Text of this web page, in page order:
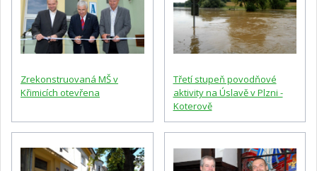
Zrekonstruovaná MŠ v
Křimicích otevřena
Třetí stupeň povodňové
aktivity na Úslavě v Plzni -
Koterově